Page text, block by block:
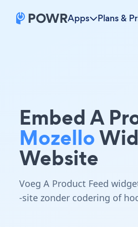
Apps Plans &
Embed A
Mozello
Website
Voeg A Product Feed
-site zonder codering of